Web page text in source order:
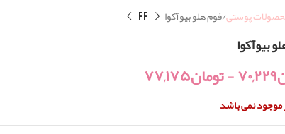
پوستی فوم هلو بیوآکوا
بیوآکوا
۷۰,۲۲۹-تومان۷۷,۱۷۵
موجود نمی باشد